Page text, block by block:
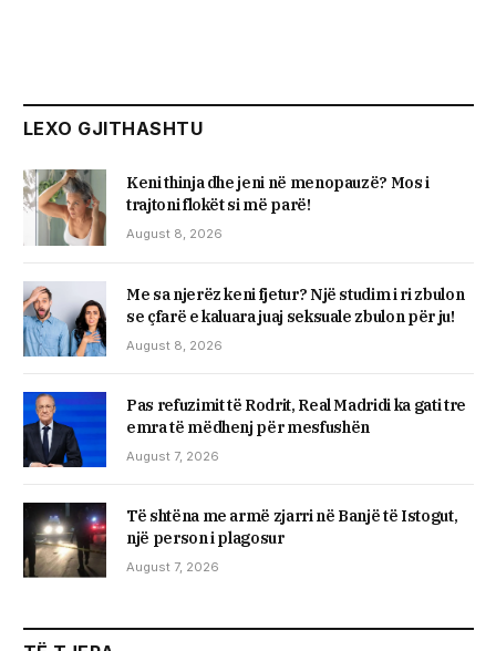
LEXO GJITHASHTU
Keni thinja dhe jeni në menopauzë? Mos i
trajtoni flokët si më parë!
August 8, 2026
Me sa njerëz keni fjetur? Një studim i ri zbulon
se çfarë e kaluara juaj seksuale zbulon për ju!
August 8, 2026
Pas refuzimit të Rodrit, Real Madridi ka gati tre
emra të mëdhenj për mesfushën
August 7, 2026
Të shtëna me armë zjarri në Banjë të Istogut,
një person i plagosur
August 7, 2026